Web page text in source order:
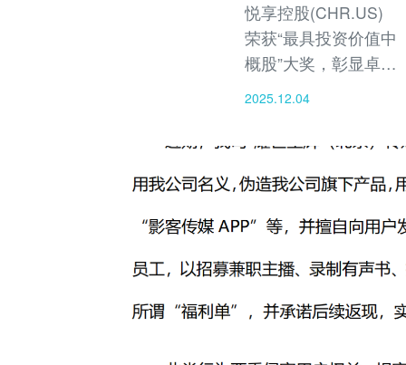
悦享控股(CHR.US)
荣获“最具投资价值中
概股”大奖，彰显卓越
商业价值与社会影响
2025.12.04